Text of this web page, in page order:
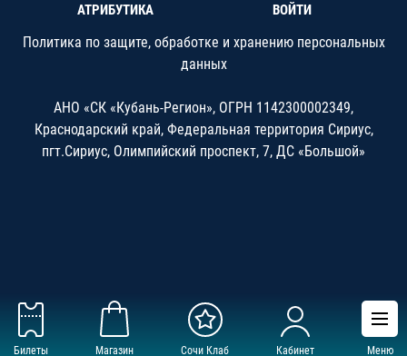
Билеты Магазин Сочи Клаб Кабинет Меню
АТРИБУТИКА ВОЙТИ
Политика по защите, обработке и хранению персональных
данных
АНО «СК «Кубань-Регион», ОГРН 1142300002349,
Краснодарский край, Федеральная территория Сириус,
пгт.Сириус, Олимпийский проспект, 7, ДС «Большой»